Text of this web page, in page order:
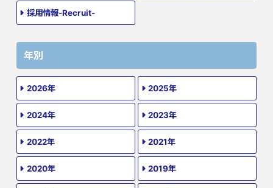
採用情報-Recruit-
年別
2026年 2025年
2024年 2023年
2022年 2021年
2020年 2019年